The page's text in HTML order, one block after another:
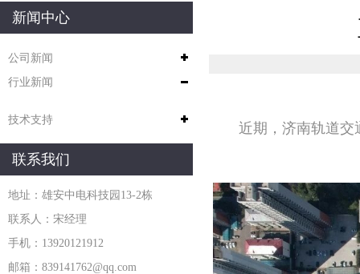
新闻中心
公司新闻
行业新闻
技术支持
联系我们
地址：雄安中电科技园13-2栋
联系人：宋经理
手机：13920121912
邮箱：839141762@qq.com
近期，济南轨道交